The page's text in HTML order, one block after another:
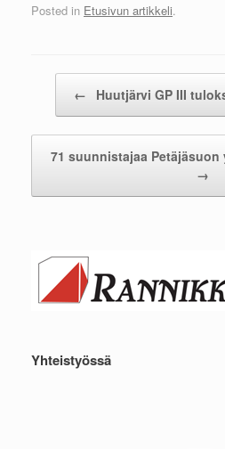
Posted in Etusivun artikkeli.
← Huutjärvi GP III
71 suunnistajaa
→
Yhteistyössä